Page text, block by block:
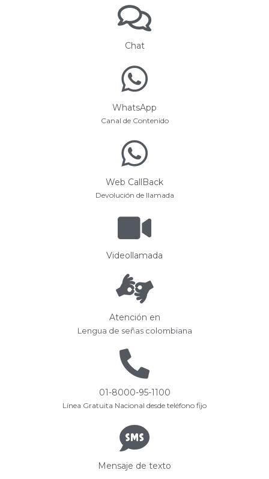
Chat
WhatsApp
Canal de Contenido
Web CallBack
Devolución de llamada
Videollamada
Atención en
Lengua de señas colombiana
01-8000-95-1100
Línea Gratuita Nacional desde teléfono fijo
Mensaje de texto